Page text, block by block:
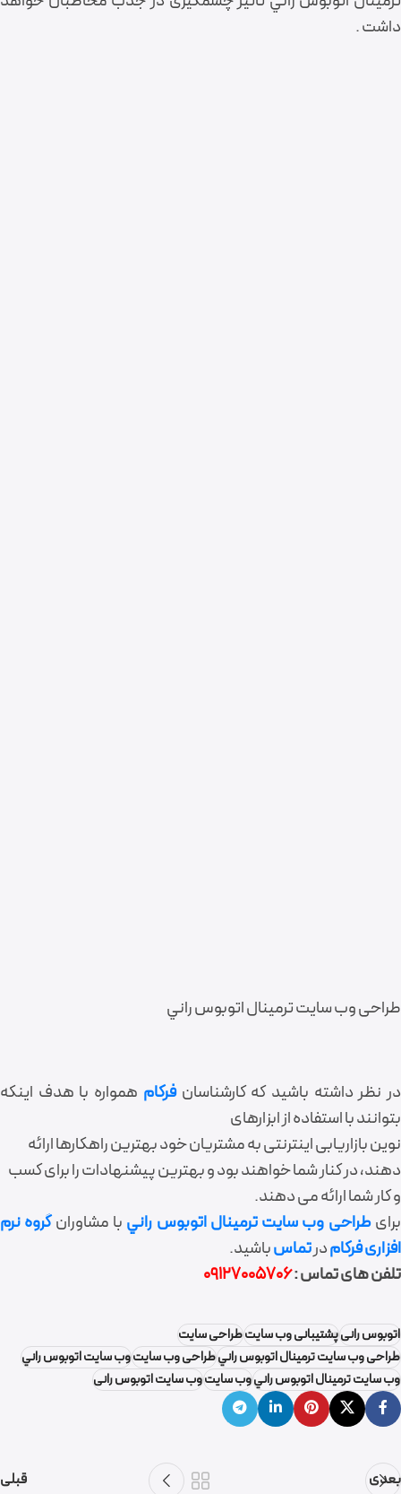
داشت .
طراحی وب سايت ترمينال اتوبوس راني
در نظر داشته باشید که کارشناسانفرکام همواره با هدف اینکه
بتوانند با استفاده از ابزارهای
نوین بازاریابی اینترنتی به مشتریان خود بهترین راهکارها ارائه
دهند، در کنار شما خواهند بود و بهترین پیشنهادات را برای کسب
و کار شما ارائه می دهند.
برایطراحی وب سايت ترمينال اتوبوس راني با مشاورانگروه نرم
افزاری فرکامدرتماسباشید.
تلفن های تماس :09127005706
اتوبوس رانیپشتیبانی وب سایتطراحی سایت
طراحی وب سايت ترمينال اتوبوس رانيطراحی وب سایتوب سايت اتوبوس راني
وب سايت ترمينال اتوبوس رانيوب سایتوب سایت اتوبوس رانی
بعدی قبلی